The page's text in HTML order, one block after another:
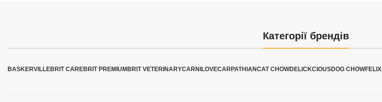
Категорії брендів
BASKERVILLEBRIT CAREBRIT PREMIUMBRIT VETERINARYCARNILOVECARPATHIANCAT CHOWDELICKCIOUSDOG CHOWFELIX